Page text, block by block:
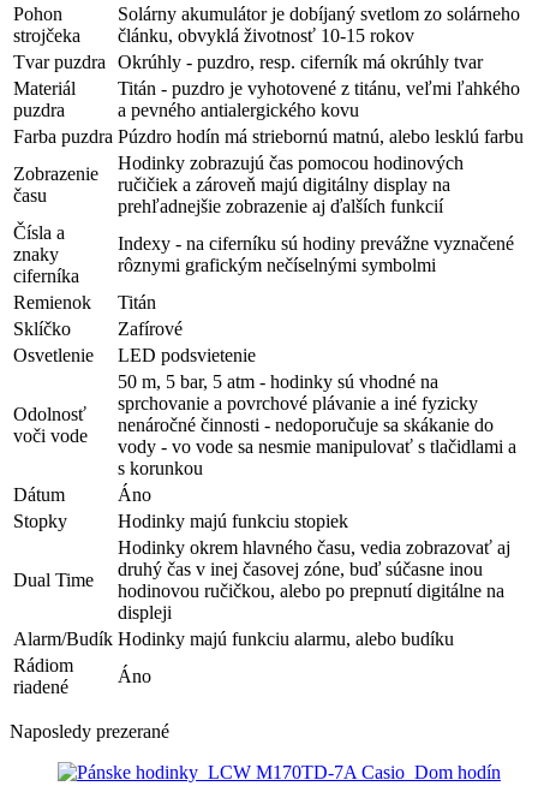
Pohon
strojčeka
Solárny akumulátor je dobíjaný svetlom zo solárneho
článku, obvyklá životnosť 10-15 rokov
Tvar puzdra
Okrúhly - puzdro, resp. ciferník má okrúhly tvar
Materiál
puzdra
Titán - puzdro je vyhotovené z titánu, veľmi ľahkého
a pevného antialergického kovu
Farba puzdra Púzdro hodín má striebornú matnú, alebo lesklú farbu
Zobrazenie
času
Hodinky zobrazujú čas pomocou hodinových
ručičiek a zároveň majú digitálny display na
prehľadnejšie zobrazenie aj ďalších funkcií
Čísla a
znaky
ciferníka
Indexy - na ciferníku sú hodiny prevážne vyznačené
rôznymi grafickým nečíselnými symbolmi
Remienok
Titán
Sklíčko
Zafírové
Osvetlenie
LED podsvietenie
Odolnosť
voči vode
50 m, 5 bar, 5 atm - hodinky sú vhodné na
sprchovanie a povrchové plávanie a iné fyzicky
nenáročné činnosti - nedoporučuje sa skákanie do
vody - vo vode sa nesmie manipulovať s tlačidlami a
s korunkou
Dátum
Áno
Stopky
Hodinky majú funkciu stopiek
Dual Time
Hodinky okrem hlavného času, vedia zobrazovať aj
druhý čas v inej časovej zóne, buď súčasne inou
hodinovou ručičkou, alebo po prepnutí digitálne na
displeji
Alarm/Budík Hodinky majú funkciu alarmu, alebo budíku
Rádiom
riadené
Áno
Naposledy prezerané